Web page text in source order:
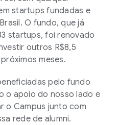
startups fundadas e
O fundo, que já
startups, foi renovado
outros R$8,5
meses.
pelo fundo
o apoio do nosso lado e
o Campus junto com
rede de alumni.